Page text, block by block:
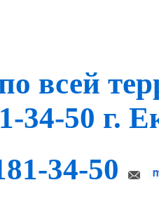
всей
34-50 г.
34-50